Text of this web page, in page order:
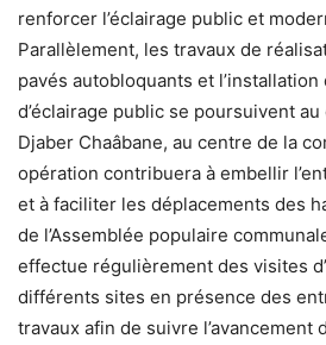
renforcer l’éclairage public et
Parallèlement, les travaux de
pavés autobloquants et
d’éclairage public se poursuivent
Djaber Chaâbane, au centre de la
opération contribuera à embellir
et à faciliter les déplacements des
de l’Assemblée populaire
effectue régulièrement des visites
différents sites en présence des
travaux afin de suivre l’avancement